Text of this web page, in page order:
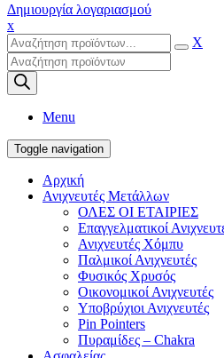
Δημιουργία λογαριασμού
x
X
Products
search
Menu
Toggle navigation
Αρχική
Ανιχνευτές Μετάλλων
ΟΛΕΣ ΟΙ ΕΤΑΙΡΙΕΣ
Επαγγελματικοί
Ανιχνευτές Χόμπυ
Παλμικοί Ανιχνευτές
Φυσικός Χρυσός
Οικονομικοί Ανιχνευτές
Υποβρύχιοι Ανιχνευτές
Pin Pointers
Πυραμίδες – Chakra